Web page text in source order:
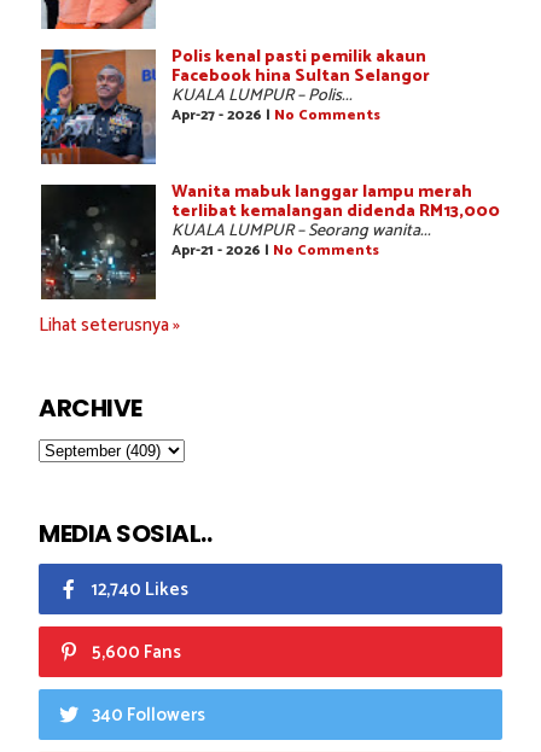
Polis kenal pasti pemilik akaun
Facebook hina Sultan Selangor
KUALA LUMPUR – Polis...
Apr-27 - 2026 | No Comments
Wanita mabuk langgar lampu merah
terlibat kemalangan didenda RM13,000
KUALA LUMPUR – Seorang wanita...
Apr-21 - 2026 | No Comments
Lihat seterusnya »
ARCHIVE
MEDIA SOSIAL..
12,740 Likes
5,600 Fans
340 Followers